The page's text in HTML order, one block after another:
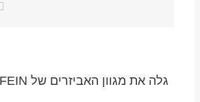
גלה את מגוון האביזרים של FEIN